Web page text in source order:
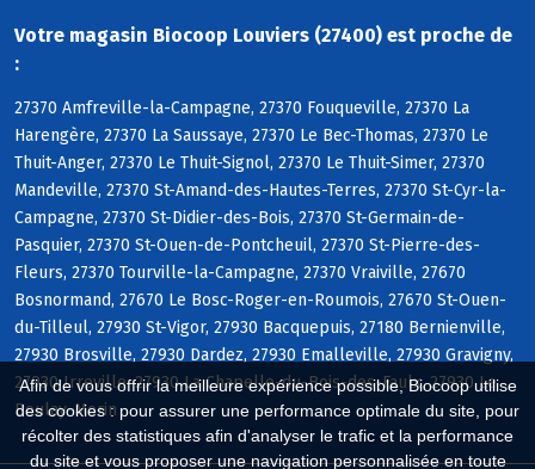
Afin de vous offrir la meilleure expérience possible, Biocoop utilise
des cookies : pour assurer une performance optimale du site, pour
récolter des statistiques afin d'analyser le trafic et la performance
du site et vous proposer une navigation personnalisée en toute
Votre magasin Biocoop Louviers (27400) est proche de
:
27370 Amfreville-la-Campagne, 27370 Fouqueville, 27370 La
Harengère, 27370 La Saussaye, 27370 Le Bec-Thomas, 27370 Le
Thuit-Anger, 27370 Le Thuit-Signol, 27370 Le Thuit-Simer, 27370
Mandeville, 27370 St-Amand-des-Hautes-Terres, 27370 St-Cyr-la-
Campagne, 27370 St-Didier-des-Bois, 27370 St-Germain-de-
Pasquier, 27370 St-Ouen-de-Pontcheuil, 27370 St-Pierre-des-
Fleurs, 27370 Tourville-la-Campagne, 27370 Vraiville, 27670
Bosnormand, 27670 Le Bosc-Roger-en-Roumois, 27670 St-Ouen-
du-Tilleul, 27930 St-Vigor, 27930 Bacquepuis, 27180 Bernienville,
27930 Brosville, 27930 Dardez, 27930 Emalleville, 27930 Gravigny,
27930 Irreville, 27930 La Chapelle-du-Bois-des-Faulx, 27930 Le
Boulay-Morin